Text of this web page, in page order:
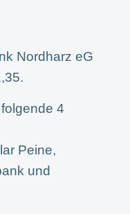
Nordharz eG
4
Peine,
und